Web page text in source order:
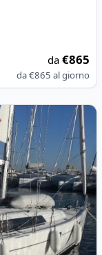
da€865
da€865 al giorno